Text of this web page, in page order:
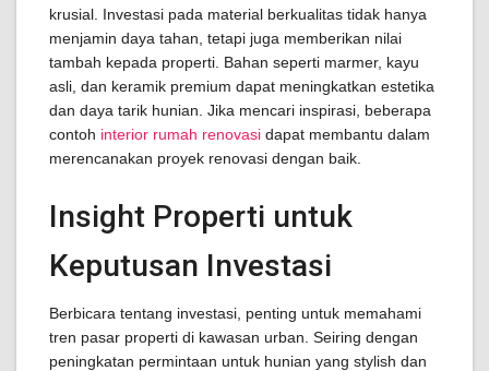
krusial. Investasi pada material berkualitas tidak hanya
menjamin daya tahan, tetapi juga memberikan nilai
tambah kepada properti. Bahan seperti marmer, kayu
asli, dan keramik premium dapat meningkatkan estetika
dan daya tarik hunian. Jika mencari inspirasi, beberapa
contoh interior rumah renovasi dapat membantu dalam
merencanakan proyek renovasi dengan baik.
Insight Properti untuk
Keputusan Investasi
Berbicara tentang investasi, penting untuk memahami
tren pasar properti di kawasan urban. Seiring dengan
peningkatan permintaan untuk hunian yang stylish dan